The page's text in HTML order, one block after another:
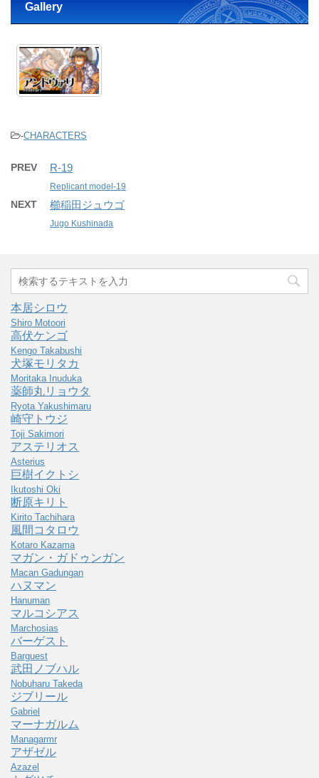
Gallery
-CHARACTERS
PREV R-19
Replicant model-19
NEXT 櫛稲田ジュウゴ
Jugo Kushinada
本居シロウ
Shiro Motoori
高伏ケンゴ
Kengo Takabushi
犬塚モリタカ
Moritaka Inuduka
薬師丸リョウタ
Ryota Yakushimaru
崎守トウジ
Toji Sakimori
アステリオス
Asterius
巨樹イクトシ
Ikutoshi Oki
断原キリト
Kirito Tachihara
風間コタロウ
Kotaro Kazama
マガン・ガドゥンガン
Macan Gadungan
ハヌマン
Hanuman
マルコシアス
Marchosias
バーゲスト
Barguest
武田ノブハル
Nobuharu Takeda
ジブリール
Gabriel
マーナガルム
Managarmr
アザゼル
Azazel